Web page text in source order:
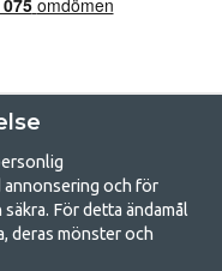
för camping
annonsering och för
För detta ändamål
deras mönster och